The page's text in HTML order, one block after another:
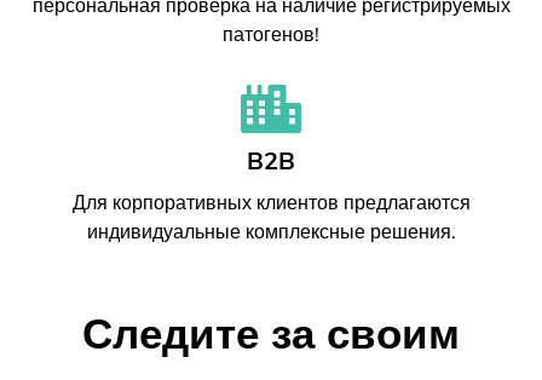
персональная проверка на наличие регистрируемых
патогенов!
B2B
Для корпоративных клиентов предлагаются
индивидуальные комплексные решения.
Следите за своим